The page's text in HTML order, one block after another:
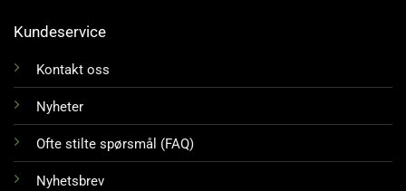
Kundeservice
Kontakt oss
Nyheter
Ofte stilte spørsmål (FAQ)
Nyhetsbrev